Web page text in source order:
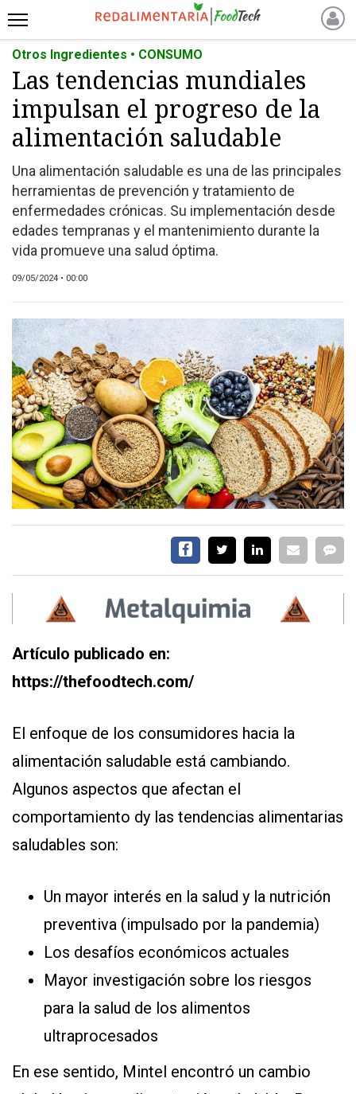
INICIO
NOTICIAS RECIENTES
NOTICIAS
PROTEÍNAS
ANIMAL FREE
FOODTECH
OTROS INGREDIENTES
QUIÉNES SOMOS
MARKETPLACE
MEDIA KIT
SERVICIOS
Y
POLÍTICAS
MAPA
SITIO
Otros Ingredientes • CONSUMO
Las tendencias mundiales
impulsan el progreso de la
alimentación saludable
Una alimentación saludable es una de las principales
herramientas de prevención y tratamiento de
enfermedades crónicas. Su implementación desde
edades tempranas y el mantenimiento durante la
vida promueve una salud óptima.
09/05/2024 • 00:00
Artículo publicado en:
https://thefoodtech.com/
El enfoque de los consumidores hacia la
alimentación saludable está cambiando.
Algunos aspectos que afectan el
comportamiento dy las tendencias alimentarias
saludables son:
Un mayor interés en la salud y la nutrición
preventiva (impulsado por la pandemia)
Los desafíos económicos actuales
Mayor investigación sobre los riesgos
para la salud de los alimentos
ultraprocesados
En ese sentido, Mintel encontró un cambio